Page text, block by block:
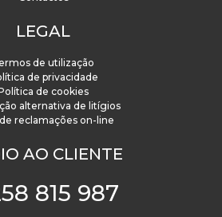
LEGAL
de utilização
de privacidade
de cookies
alternativa de litígios
reclamações on-line
AO CLIENTE
815 987